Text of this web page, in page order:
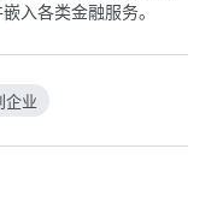
入各类金融服务。
企业